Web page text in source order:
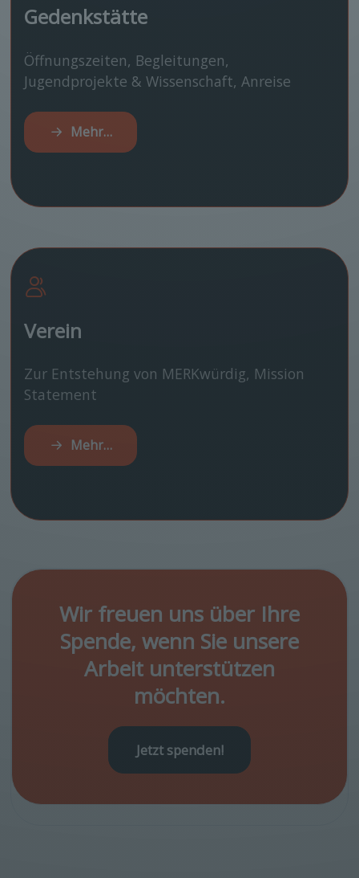
Gedenkstätte
Öffnungszeiten, Begleitungen,
Jugendprojekte & Wissenschaft, Anreise
Mehr…
Verein
Zur Entstehung von MERKwürdig, Mission
Statement
Mehr…
Wir freuen uns über Ihre
Spende, wenn Sie unsere
Arbeit unterstützen
möchten.
Jetzt spenden!